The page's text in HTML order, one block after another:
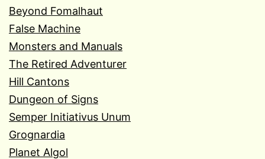
Beyond Fomalhaut
False Machine
Monsters and Manuals
The Retired Adventurer
Hill Cantons
Dungeon of Signs
Semper Initiativus Unum
Grognardia
Planet Algol